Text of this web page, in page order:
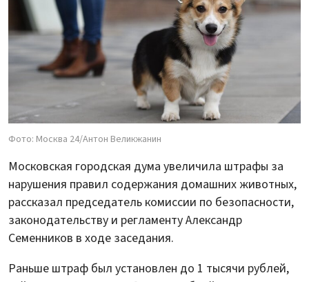
Фото: Москва 24/Антон Великжанин
Московская городская дума увеличила штрафы за
нарушения правил содержания домашних животных,
рассказал председатель комиссии по безопасности,
законодательству и регламенту Александр
Семенников в ходе заседания.
Раньше штраф был установлен до 1 тысячи рублей,